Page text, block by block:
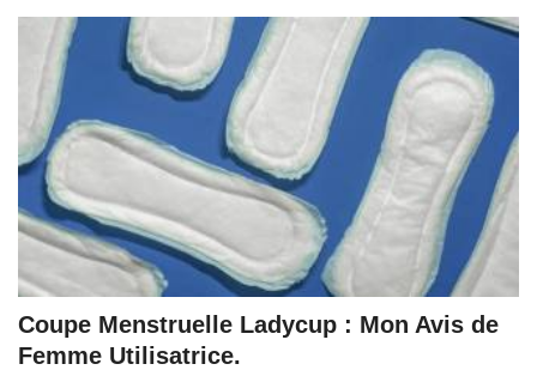
Coupe Menstruelle Ladycup : Mon Avis de
Femme Utilisatrice.